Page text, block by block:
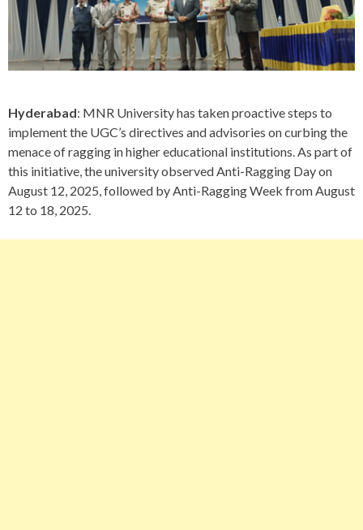
Hyderabad: MNR University has taken proactive steps to
implement the UGC’s directives and advisories on curbing the
menace of ragging in higher educational institutions. As part of
this initiative, the university observed Anti-Ragging Day on
August 12, 2025, followed by Anti-Ragging Week from August
12 to 18, 2025.